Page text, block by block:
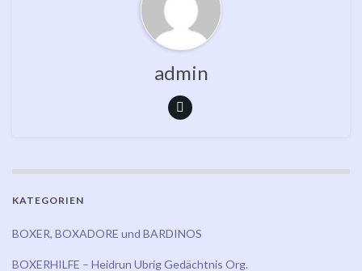
admin
KATEGORIEN
BOXER, BOXADORE und BARDINOS
BOXERHILFE – Heidrun Ubrig Gedächtnis Org.